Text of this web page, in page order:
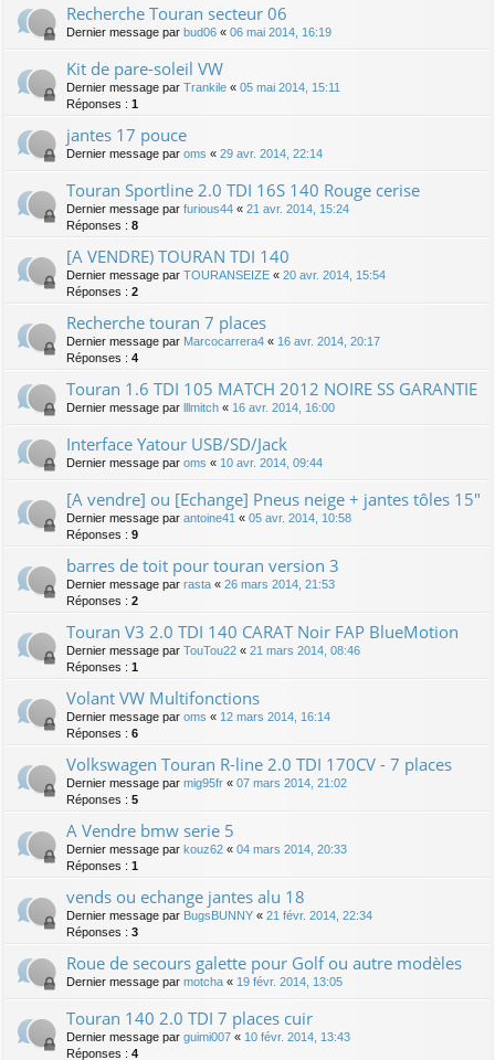
Recherche Touran secteur 06
Dernier message par bud06 « 06 mai 2014, 16:19
Kit de pare-soleil VW
Dernier message par Trankile « 05 mai 2014, 15:11
Réponses : 1
jantes 17 pouce
Dernier message par oms « 29 avr. 2014, 22:14
Touran Sportline 2.0 TDI 16S 140 Rouge cerise
Dernier message par furious44 « 21 avr. 2014, 15:24
Réponses : 8
[A VENDRE) TOURAN TDI 140
Dernier message par TOURANSEIZE « 20 avr. 2014, 15:54
Réponses : 2
Recherche touran 7 places
Dernier message par Marcocarrera4 « 16 avr. 2014, 20:17
Réponses : 4
Touran 1.6 TDI 105 MATCH 2012 NOIRE SS GARANTIE
Dernier message par lllmitch « 16 avr. 2014, 16:00
Interface Yatour USB/SD/Jack
Dernier message par oms « 10 avr. 2014, 09:44
[A vendre] ou [Echange] Pneus neige + jantes tôles 15"
Dernier message par antoine41 « 05 avr. 2014, 10:58
Réponses : 9
barres de toit pour touran version 3
Dernier message par rasta « 26 mars 2014, 21:53
Réponses : 2
Touran V3 2.0 TDI 140 CARAT Noir FAP BlueMotion
Dernier message par TouTou22 « 21 mars 2014, 08:46
Réponses : 1
Volant VW Multifonctions
Dernier message par oms « 12 mars 2014, 16:14
Réponses : 6
Volkswagen Touran R-line 2.0 TDI 170CV - 7 places
Dernier message par mig95fr « 07 mars 2014, 21:02
Réponses : 5
A Vendre bmw serie 5
Dernier message par kouz62 « 04 mars 2014, 20:33
Réponses : 1
vends ou echange jantes alu 18
Dernier message par BugsBUNNY « 21 févr. 2014, 22:34
Réponses : 3
Roue de secours galette pour Golf ou autre modèles
Dernier message par motcha « 19 févr. 2014, 13:05
Touran 140 2.0 TDI 7 places cuir
Dernier message par guimi007 « 10 févr. 2014, 13:43
Réponses : 4